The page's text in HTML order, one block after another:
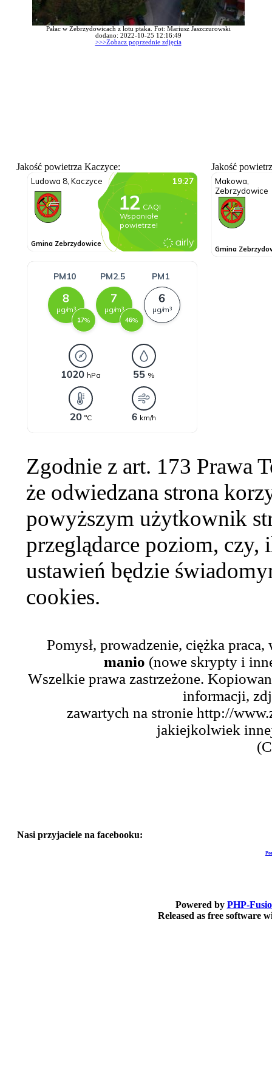
Pałac w Zebrzydowicach z lotu ptaka. Fot: Mariusz Jaszczurowski
dodano: 2022-10-25 12:16:49
>>>Zobacz poprzednie zdjęcia
Jakość powietrza Kaczyce: Jakość
Zgodnie z art. 173 Prawa
że odwiedzana strona
powyższym użytkownik
przeglądarce poziom,
ustawień będzie
cookies.
Pomysł, prowadzenie, ciężka
manio (nowe skrypty i
Wszelkie prawa zastrzeżone.
informacji,
zawartych na stronie http://
jakiejkolwiek
Nasi przyjaciele na facebooku:
Powered by PHP-
Released as free software